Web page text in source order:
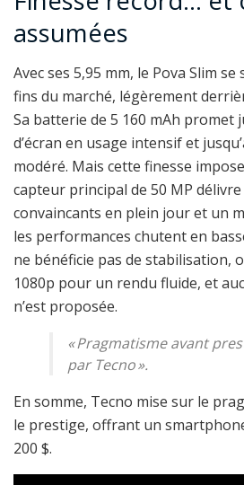
assumées
Avec ses 5,95 mm, le Pova Slim
fins du marché, légèrement
Sa batterie de 5 160 mAh promet
d’écran en usage intensif et
modéré. Mais cette finesse
capteur principal de 50 MP délivre
convaincants en plein jour et un
les performances chutent en
ne bénéficie pas de stabilisation,
1080p pour un rendu fluide, et
n’est proposée.
« Pragmatisme avant
par Tecno ».
En somme, Tecno mise sur le
le prestige, offrant un
200 $.